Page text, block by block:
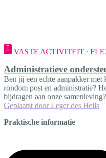
VASTE ACTIVITEIT ·
Administratieve
Ben jij een echte aanpakker met
rondom post en administratie?
bijdragen aan onze samenleving?
Geplaatst door Leger des Heils
Praktische informatie